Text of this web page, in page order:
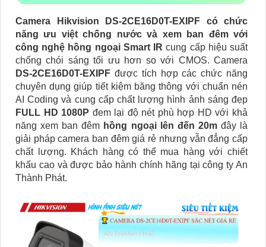
Camera Hikvision DS-2CE16D0T-EXIPF có chức
năng ưu việt chống nước và xem ban đêm với
công nghệ hồng ngoại Smart IRcung cấp hiệu suất
chống chói sáng tối ưu hơn so với CMOS. Camera
DS-2CE16D0T-EXIPF được tích hợp các chức năng
chuyên dụng giúp tiết kiệm băng thông với chuẩn nén
AI Coding và cung cấp chất lượng hình ảnh sáng đẹp
FULL HD 1080P đem lại độ nét phù hợp HD với khả
năng xem ban đêm hồng ngoại lên đến 20mđây là
giải pháp camera ban đêm giá rẻ nhưng vẫn đẳng cấp
chất lượng. Khách hàng có thể mua hàng với chiết
khấu cao và được bảo hành chính hãng tại công ty An
Thành Phát.